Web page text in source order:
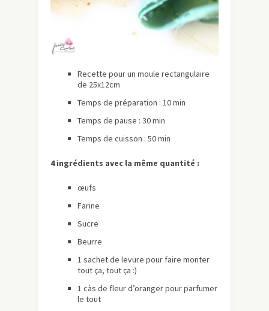
Recette pour un moule rectangulaire
de 25x12cm
Temps de préparation : 10 min
Temps de pause : 30 min
Temps de cuisson : 50 min
4 ingrédients avec la même quantité :
œufs
Farine
Sucre
Beurre
1 sachet de levure pour faire monter
tout ça, tout ça :)
1 càs de fleur d’oranger pour parfumer
le tout